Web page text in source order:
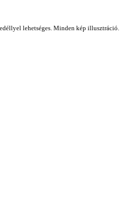
lehetséges. Minden kép illusztráció.